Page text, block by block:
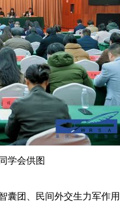
学会供图
团、民间外交生力军作